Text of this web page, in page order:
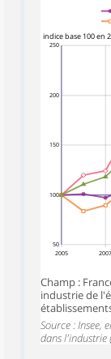
100
150
200
250
50
indice base 100 en
2005 2007
Champ :
industrie de
Source : Insee,
dans l'industrie